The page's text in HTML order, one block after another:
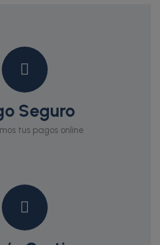
Seguro
tus pagos online